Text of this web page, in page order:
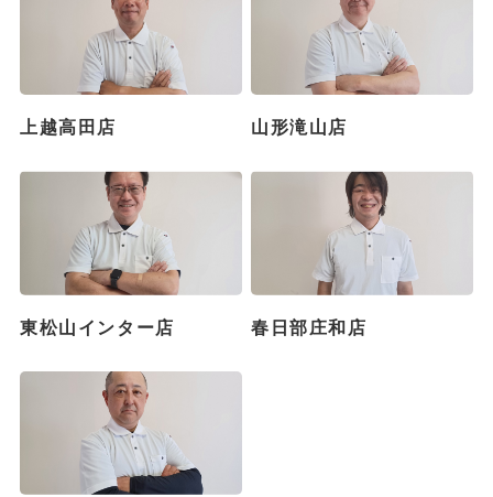
上越高田店 山形滝山店
東松山インター店 春日部庄和店